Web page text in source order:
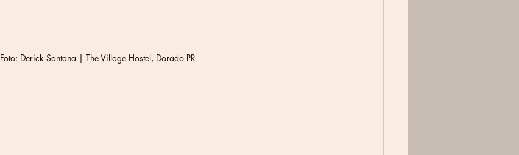
Foto: Derick Santana | The Village Hostel, Dorado PR